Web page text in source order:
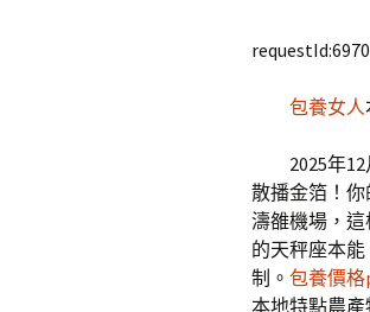
包養女人
2025年
散播金箔！
濤雒機場，
的天秤座本
制。 包養價
本地特點農